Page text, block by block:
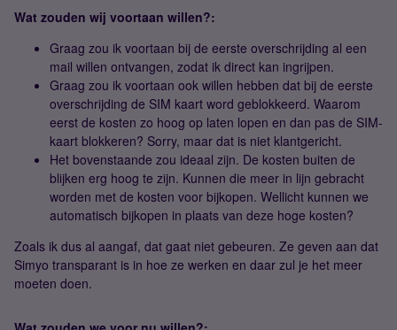
Wat zouden wij voortaan willen?:
Graag zou ik voortaan bij de eerste overschrijding al een
mail willen ontvangen, zodat ik direct kan ingrijpen.
Graag zou ik voortaan ook willen hebben dat bij de eerste
overschrijding de SIM kaart word geblokkeerd. Waarom
eerst de kosten zo hoog op laten lopen en dan pas de SIM-
kaart blokkeren? Sorry, maar dat is niet klantgericht.
Het bovenstaande zou ideaal zijn. De kosten buiten de
blijken erg hoog te zijn. Kunnen die meer in lijn gebracht
worden met de kosten voor bijkopen. Wellicht kunnen we
automatisch bijkopen in plaats van deze hoge kosten?
Zoals ik dus al aangaf, dat gaat niet gebeuren. Ze geven aan dat
Simyo transparant is in hoe ze werken en daar zul je het meer
moeten doen.